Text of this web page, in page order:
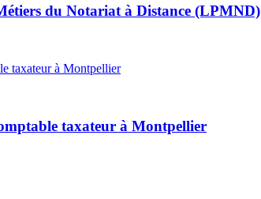
du Notariat à Distance (LPMND)
taxateur à Montpellier